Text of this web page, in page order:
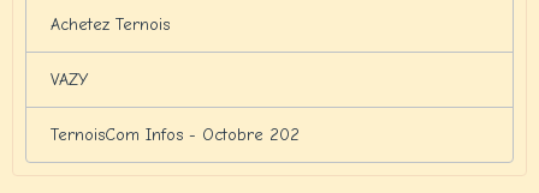
Achetez Ternois
VAZY
TernoisCom Infos - Octobre 202